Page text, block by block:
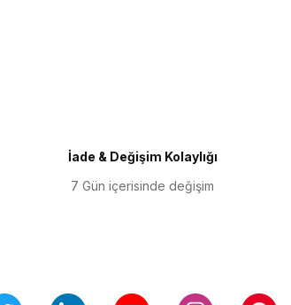
İade & Değişim Kolaylığı
7 Gün içerisinde değişim